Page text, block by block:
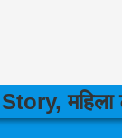
महिला